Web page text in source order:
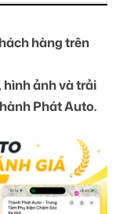
hàng trên
ảnh và trải
Phát Auto.